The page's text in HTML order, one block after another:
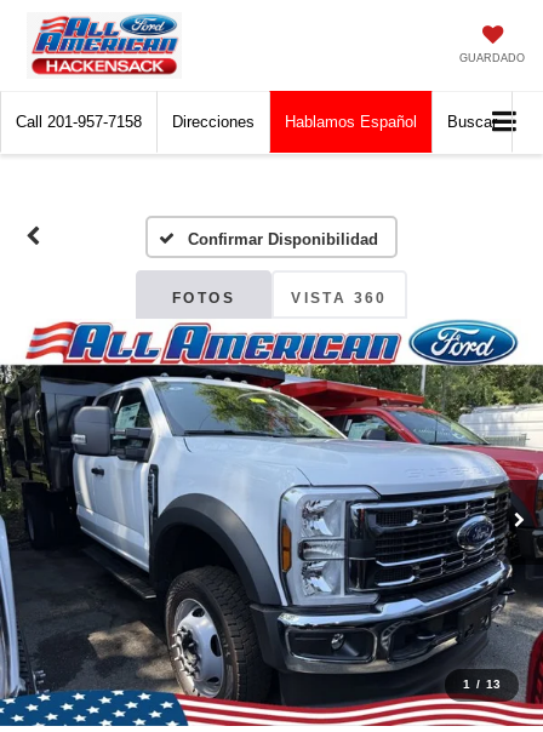
GUARDADO
Call 201-957-7158 Direcciones Hablamos Español Buscar
Confirmar Disponibilidad
FOTOS VISTA 360
1 / 13